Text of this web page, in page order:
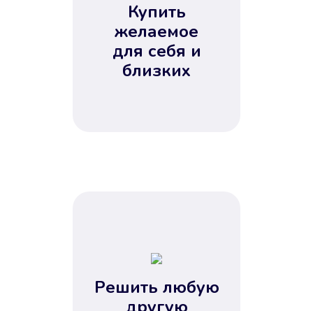
Купить
желаемое
для себя и
близких
Решить любую